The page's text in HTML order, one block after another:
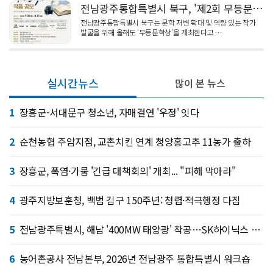
전남광주통합특별시 북구, '제2회 무등문학상' 작품 공모
전남광주통합특별시 북구는 문학 저변 확대 및 역량 있는 작가
발굴을 위해 올해도 ‘무등문학상’을 개최한다고 …
실시간뉴스
1 장흥군-서대문구 청소년, 자매결연 '우정' 잇다
2 순천농협 주암지점, 교촌치킨 연계 청양홍고추 11농가 출하
3 장흥군, 폭염·가뭄 '긴급 대책회의' 개최... "피해 막아라"
4 광주지방보훈청, 백범 김구 150주년: 청렴·적극행정 다짐
5 전남광주특별시, 해남 '400MW 태양광' 착공…SK하이닉스 공급
6 농어촌공사 전남본부, 2026년 전남광주 통합특별시 워크숍
많이 본 뉴스